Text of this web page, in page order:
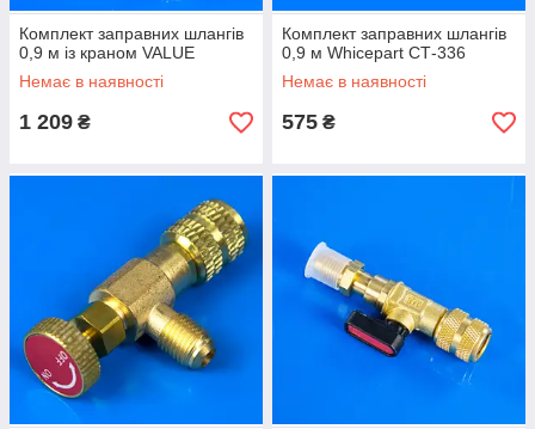
Комплект заправних шлангів
0,9 м із краном VALUE
Немає в наявності
1 209 ₴
Комплект заправних шлангів
0,9 м Whicepart СТ-336
Немає в наявності
575 ₴